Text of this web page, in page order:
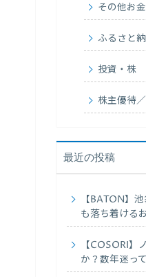
その他お
ふるさと
投資・株
株主優待
最近の投稿
【BATON】
も落ち着ける
【COSORI】
か？数年迷っ